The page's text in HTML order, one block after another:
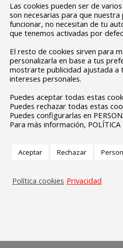
Las cookies pueden ser de
son necesarias para que
funcionar, no necesitan de tu
que tenemos activadas por
El resto de cookies sirven para
personalizarla en base a tus
mostrarte publicidad ajustada a
intereses personales.
Puedes aceptar todas estas
Puedes rechazar todas estas
Puedes configurarlas en
Para más información, POLÍTICA
Aceptar Rechazar
Política cookies Privacidad